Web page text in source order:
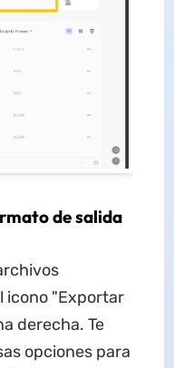
de salida
icono "Exportar
derecha. Te
opciones para